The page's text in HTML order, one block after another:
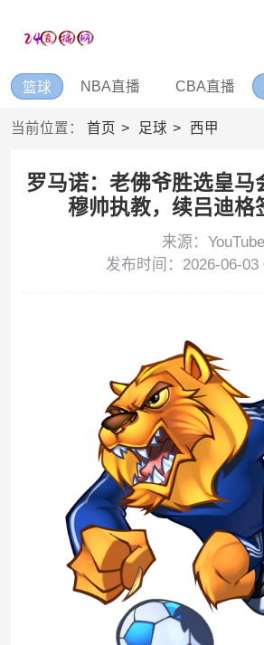
篮球 NBA直播 CBA直播
当前位置： 首页 足球 西甲
罗马诺：老佛爷胜选皇马
穆帅执教，续吕迪格
来源：YouTube
发布时间：2026-06-03